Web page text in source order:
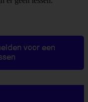
voor een